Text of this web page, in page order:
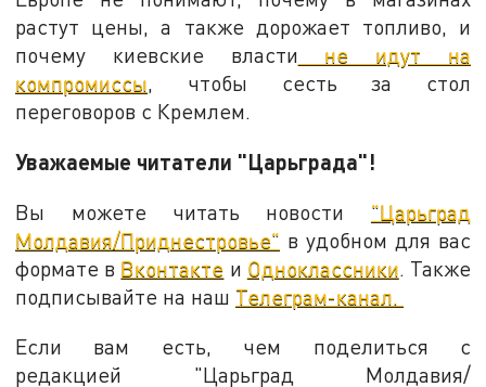
растут цены, а также дорожает топливо, и
почему киевские власти не идут на
компромиссы, чтобы сесть за стол
переговоров с Кремлем.
Уважаемые читатели "Царьграда"!
Вы можете читать новости "Царьград
Молдавия/Приднестровье" в удобном для вас
формате в Вконтакте и Одноклассники. Также
подписывайте на наш Телеграм-канал.
Если вам есть, чем поделиться с
редакцией "Царьград Молдавия/